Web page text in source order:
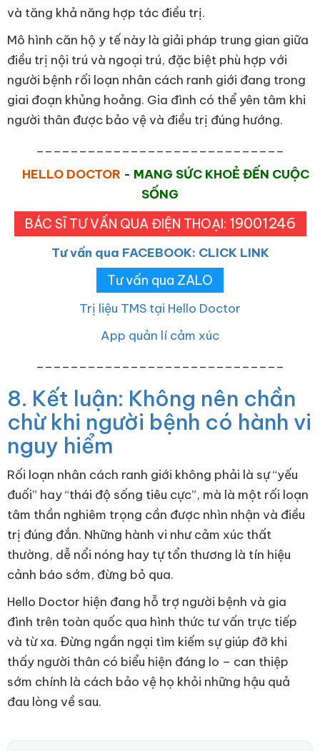
và tăng khả năng hợp tác điều trị.
Mô hình căn hộ y tế này là giải pháp trung gian giữa
điều trị nội trú và ngoại trú, đặc biệt phù hợp với
người bệnh rối loạn nhân cách ranh giới đang trong
giai đoạn khủng hoảng. Gia đình có thể yên tâm khi
người thân được bảo vệ và điều trị đúng hướng.
HELLO DOCTOR - MANG SỨC KHOẺ ĐẾN CUỘC
SỐNG
BÁC SĨ TƯ VẤN QUA ĐIỆN THOẠI: 19001246
Tư vấn qua FACEBOOK: CLICK LINK
Tư vấn qua ZALO
Trị liệu TMS tại Hello Doctor
App quản lí cảm xúc
8. Kết luận: Không nên chần
chừ khi người bệnh có hành vi
nguy hiểm
Rối loạn nhân cách ranh giới không phải là sự “yếu
đuối” hay “thái độ sống tiêu cực”, mà là một rối loạn
tâm thần nghiêm trọng cần được nhìn nhận và điều
trị đúng đắn. Những hành vi như cảm xúc thất
thường, dễ nổi nóng hay tự tổn thương là tín hiệu
cảnh báo sớm, đừng bỏ qua.
Hello Doctor hiện đang hỗ trợ người bệnh và gia
đình trên toàn quốc qua hình thức tư vấn trực tiếp
và từ xa. Đừng ngần ngại tìm kiếm sự giúp đỡ khi
thấy người thân có biểu hiện đáng lo – can thiệp
sớm chính là cách bảo vệ họ khỏi những hậu quả
đau lòng về sau.